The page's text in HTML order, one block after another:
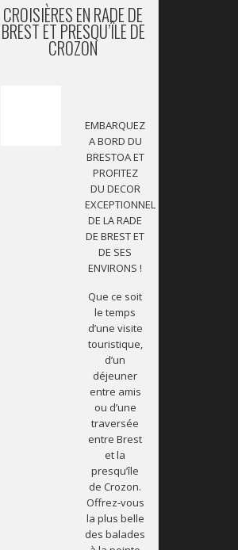
CROISIÈRES EN RADE DE
BREST ET PRESQU’ÎLE DE
CROZON
EMBARQUEZ
A BORD DU
BRESTOA ET
PROFITEZ
DU DECOR
EXCEPTIONNEL
DE LA RADE
DE BREST ET
DE SES
ENVIRONS !
Que ce soit
le temps
d’une visite
touristique,
d’un
déjeuner
entre amis
ou d’une
traversée
entre Brest
et la
presqu’île
de Crozon.
Offrez-vous
la plus belle
des balades